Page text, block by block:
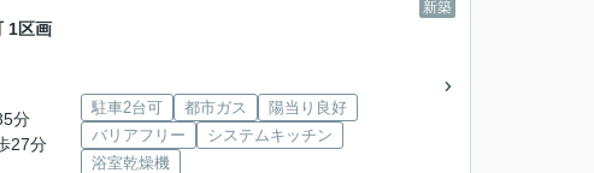
新築
1区画
分
27分
駐車2台可 都市ガス
陽当り良好
バリアフリー
システムキッチン
浴室乾燥機